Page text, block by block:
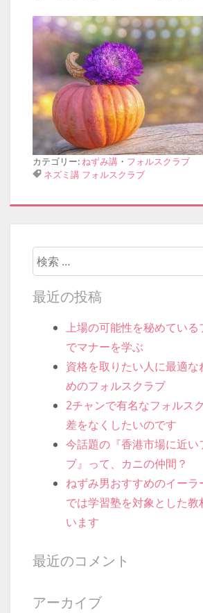
カテゴリー:ねずみ講・ フォルスクラブ
ネズミ講 フォルスクラブ
検索開始
最近の投稿
上場の可能性を秘めてい
でマナーを学ぶ
資格を取りたい人に最適な
めのフォルスクラブ
2チャンで有名なフォルス
差をなくしたいのです
今話題の『香港市場に近い
ブ』って、カニの仲間？
ねずみ男おすすめのイー
では学習塾を対象とした教
います
最近のコメント
アーカイブ